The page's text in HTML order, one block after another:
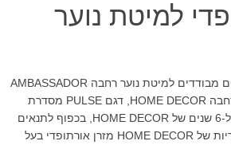
למיטת נוער
מזרן אורתופדי בעל קפיצים מבודדים למיטת נוער רחבה AMBASSADOR
מזרן למיטת נוער רחבה HOME DECOR, דגם PULSE מסדרת
AMBASSADOR אחריות ל-6 שנים של HOME DECOR, בכפוף לתנאים
המפורטים בתעודת האחריות של HOME DECOR מזרן אורתופדי בעל